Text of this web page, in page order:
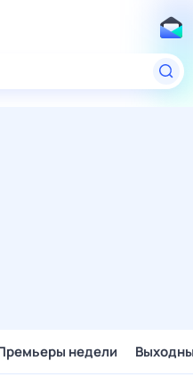
недели